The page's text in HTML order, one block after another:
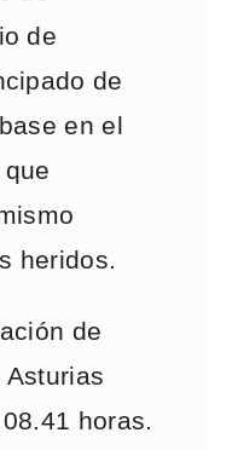
de
de
en el
heridos.
de
Asturias
horas.